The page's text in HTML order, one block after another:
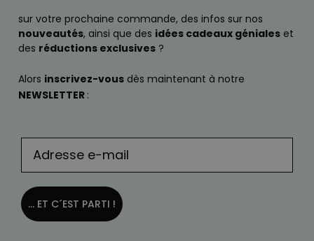
sur votre prochaine commande, des infos sur nos
nouveautés, ainsi que des idées cadeaux géniales et
des réductions exclusives ?
Alors inscrivez-vous dès maintenant à notre
NEWSLETTER :
... ET C´EST PARTI !